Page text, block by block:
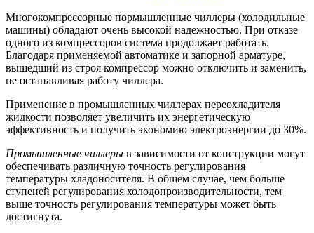
Многокомпрессорные пормышленные чиллеры (холодильные
машины) обладают очень высокой надежностью. При отказе
одного из компрессоров система продолжает работать.
Благодаря применяемой автоматике и запорной арматуре,
вышедший из строя компрессор можно отключить и заменить,
не останавливая работу чиллера.
Применение в промышленных чиллерах переохладителя
жидкости позволяет увеличить их энергетическую
эффективность и получить экономию электроэнергии до 30%.
Промышленные чиллеры в зависимости от конструкции могут
обеспечивать различную точность регулирования
температуры хладоносителя. В общем случае, чем больше
ступеней регулирования холодопроизводительности, тем
выше точность регулирования температуры может быть
достигнута.